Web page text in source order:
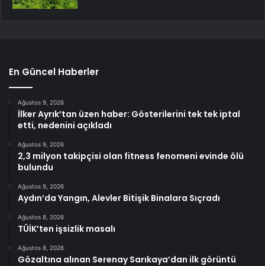
En Güncel Haberler
Ağustos 9, 2026
İlker Ayrık’tan üzen haber: Gösterilerini tek tek iptal
etti, nedenini açıkladı
Ağustos 9, 2026
2,3 milyon takipçisi olan fitness fenomeni evinde ölü
bulundu
Ağustos 9, 2026
Aydın’da Yangın, Alevler Bitişik Binalara Sıçradı
Ağustos 8, 2026
TÜİK’ten işsizlik masalı
Ağustos 8, 2026
Gözaltına alınan Serenay Sarıkaya’dan ilk görüntü